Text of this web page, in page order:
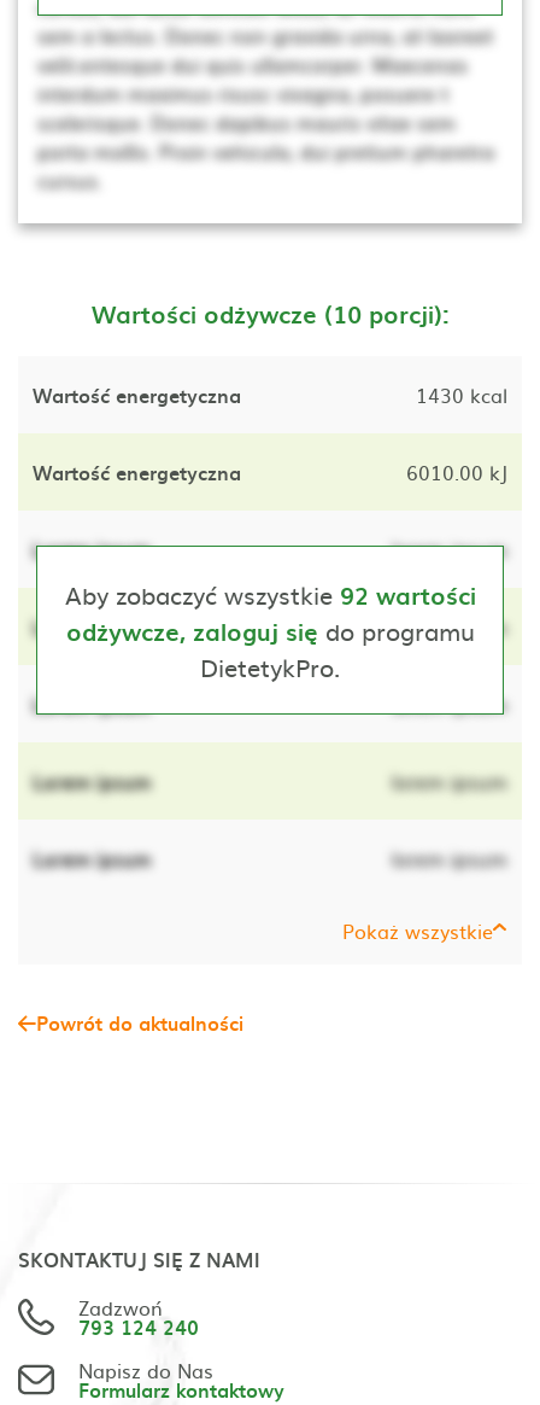
sem a lectus. Donec non gravida urna, at laoreet
velit.entesque dui quis ullamcorper. Maecenas
interdum maximus risusc vivagna, posuere t
scelerisque. Donec dapibus mauris vitae sem
porta mollis. Proin vehicula, dui pretium pharetra
cursus.
Wartości odżywcze (10 porcji):
Wartość energetyczna 1430 kcal
Wartość energetyczna 6010.00 kJ
Lorem ipsum lorem ipsum
Lorem ipsum lorem ipsum
Lorem ipsum lorem ipsum
Lorem ipsum lorem ipsum
Lorem ipsum lorem ipsum
Pokaż wszystkie
Aby zobaczyć wszystkie 92 wartości
odżywcze, zaloguj się do programu
DietetykPro.
Powrót do aktualności
SKONTAKTUJ SIĘ Z NAMI
Zadzwoń
793 124 240
Napisz do Nas
Formularz kontaktowy